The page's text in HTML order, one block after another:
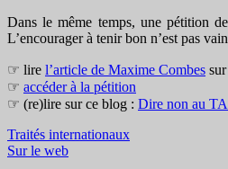
Dans le même temps, une pétition
L’encourager à tenir bon n’est pas
☞ lire l’article de Maxime Combes
☞ accéder à la pétition
☞ (re)lire sur ce blog : Dire non au
Traités internationaux
Sur le web